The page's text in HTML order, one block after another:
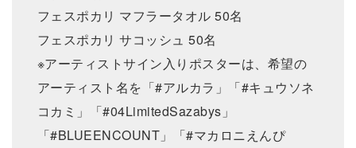
フェスポカリ マフラータオル 50名
フェスポカリ サコッシュ 50名
※アーティストサイン入りポスターは、希望の
アーティスト名を「#アルカラ」「#キュウソネ
コカミ」「#04LimitedSazabys」
「#BLUEENCOUNT」「#マカロニえんぴ